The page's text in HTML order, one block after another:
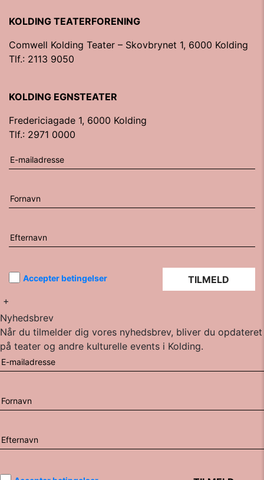
KOLDING TEATERFORENING
Comwell Kolding Teater – Skovbrynet 1, 6000 Kolding
Tlf.: 2113 9050
KOLDING EGNSTEATER
Fredericiagade 1, 6000 Kolding
Tlf.: 2971 0000
Accepter betingelser
+
Nyhedsbrev
Når du tilmelder dig vores nyhedsbrev, bliver du opdateret
på teater og andre kulturelle events i Kolding.